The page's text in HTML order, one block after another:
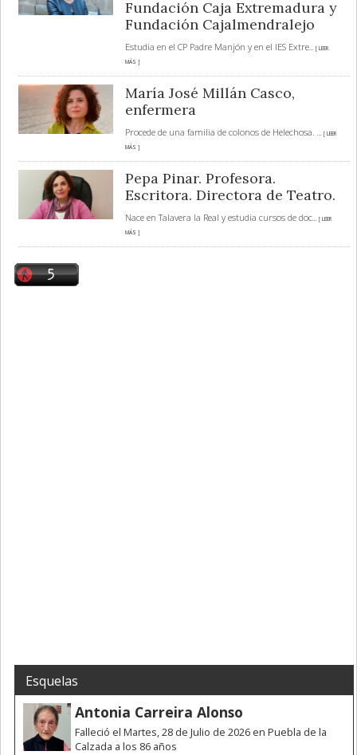
Fundación Caja Extremadura y
Fundación Cajalmendralejo
Estudia en el CP Padre Manjón y en el IES Extre... [ LEER
MÁS ]
María José Millán Casco,
enfermera
Procede de una familia de colonos de Helechosa. ... [ LEER
MÁS ]
Pepa Pinar. Profesora.
Escritora. Directora de Teatro.
Nace en Talavera la Real y estudia cursos de doc... [ LEER
MÁS ]
Esquelas
Antonia Carreira Alonso
Falleció el Martes, 28 de Julio de 2026 en Puebla de la
Calzada a los 86 años